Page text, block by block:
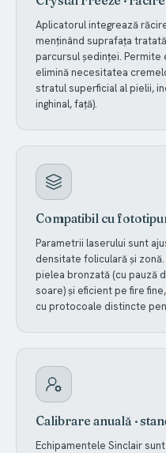
Aplicatorul integrează
menținând suprafața
parcursul ședinței.
elimină necesitatea
stratul superficial al pielii,
inghinal, față).
Compatibil cu
Parametrii laserului sunt
densitate foliculară și
pielea bronzată (cu pauză
soare) și eficient pe fire
cu protocoale distincte
Calibrare anuală ·
Echipamentele Sinclair